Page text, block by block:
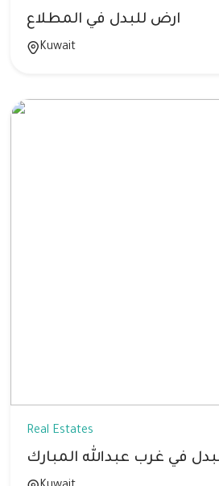
ارض للبدل في المطلاع
Kuwait
Real Estates
في غرب عبدالله المبارك